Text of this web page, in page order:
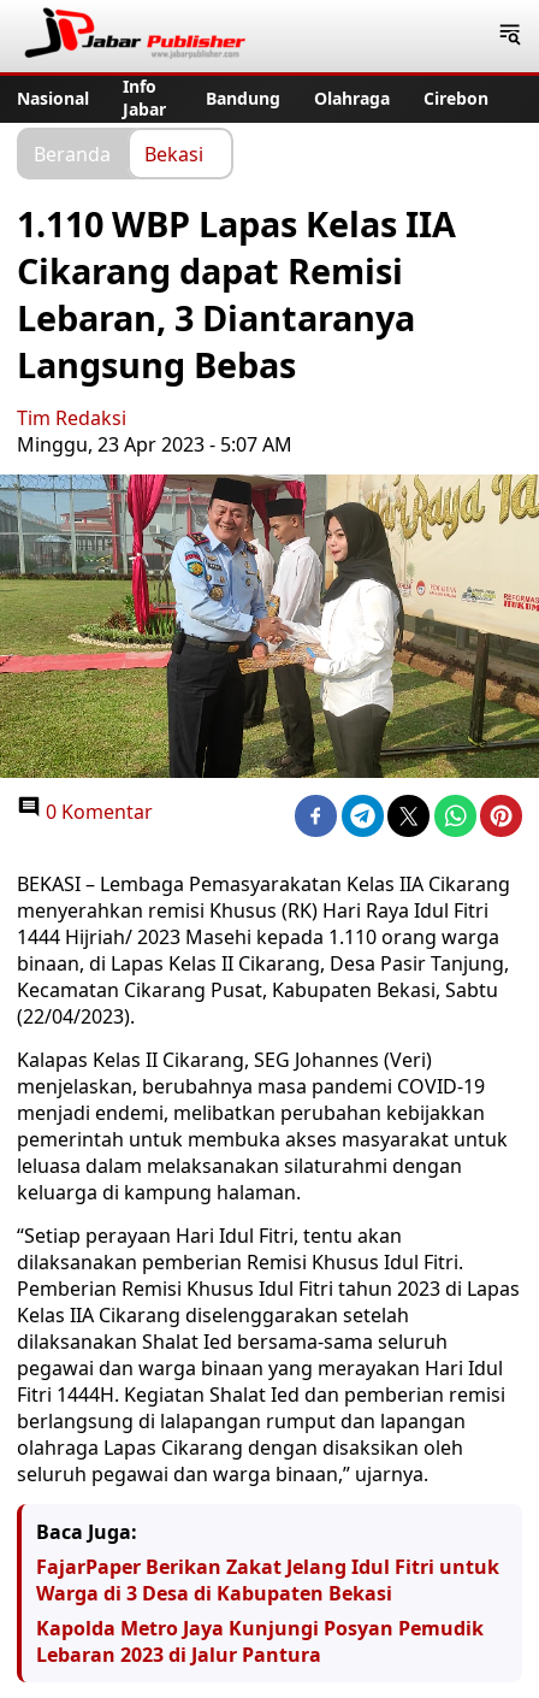
Nasional
Info
Jabar
Bandung Olahraga Cirebon
Beranda Bekasi
1.110 WBP Lapas Kelas IIA
Cikarang dapat Remisi
Lebaran, 3 Diantaranya
Langsung Bebas
Tim Redaksi
Minggu, 23 Apr 2023 - 5:07 AM
0 Komentar
BEKASI – Lembaga Pemasyarakatan Kelas IIA Cikarang
menyerahkan remisi Khusus (RK) Hari Raya Idul Fitri
1444 Hijriah/ 2023 Masehi kepada 1.110 orang warga
binaan, di Lapas Kelas II Cikarang, Desa Pasir Tanjung,
Kecamatan Cikarang Pusat, Kabupaten Bekasi, Sabtu
(22/04/2023).
Kalapas Kelas II Cikarang, SEG Johannes (Veri)
menjelaskan, berubahnya masa pandemi COVID-19
menjadi endemi, melibatkan perubahan kebijakkan
pemerintah untuk membuka akses masyarakat untuk
leluasa dalam melaksanakan silaturahmi dengan
keluarga di kampung halaman.
“Setiap perayaan Hari Idul Fitri, tentu akan
dilaksanakan pemberian Remisi Khusus Idul Fitri.
Pemberian Remisi Khusus Idul Fitri tahun 2023 di Lapas
Kelas IIA Cikarang diselenggarakan setelah
dilaksanakan Shalat Ied bersama-sama seluruh
pegawai dan warga binaan yang merayakan Hari Idul
Fitri 1444H. Kegiatan Shalat Ied dan pemberian remisi
berlangsung di lalapangan rumput dan lapangan
olahraga Lapas Cikarang dengan disaksikan oleh
seluruh pegawai dan warga binaan,” ujarnya.
Baca Juga:
FajarPaper Berikan Zakat Jelang Idul Fitri untuk
Warga di 3 Desa di Kabupaten Bekasi
Kapolda Metro Jaya Kunjungi Posyan Pemudik
Lebaran 2023 di Jalur Pantura